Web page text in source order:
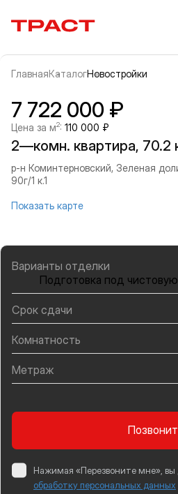
Траст | Служба недвижимости
ГлавнаяКаталогНовостройки
Информация об
Галерея
7 722 000 ₽
Цена за м2: 110 000 ₽
2—комн. квартира, 70.2
р-н Коминтерновский, Зеленая
90г/1 к.1
Показать карте
Варианты отделки
Подготовка под
Срок сдачи
Комнатность
Метраж
Нажимая «Перезвоните мне», вы
обработку персональных данных